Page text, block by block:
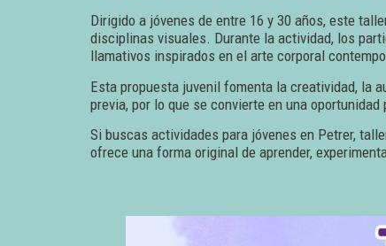
Dirigido a jóvenes de entre 16 y 30 años, este
disciplinas visuales. Durante la actividad, los
llamativos inspirados en el arte corporal
Esta propuesta juvenil fomenta la creatividad, la
previa, por lo que se convierte en una
Si buscas actividades para jóvenes en Petrer,
ofrece una forma original de aprender,